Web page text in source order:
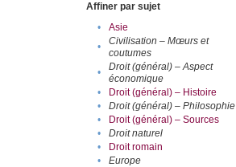
Affiner par sujet
•
Asie
•
Civilisation – Mœurs et
coutumes
•
Droit (général) – Aspect
économique
• Droit (général) – Histoire
•
Droit (général) – Philosophie
•
Droit (général) – Sources
•
Droit naturel
•
Droit romain
•
Europe